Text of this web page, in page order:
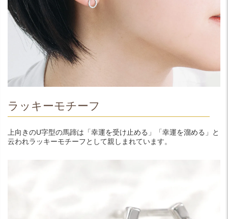
ラッキーモチーフ
上向きのU字型の馬蹄は「幸運を受け止める」「幸運を溜める」と
云われラッキーモチーフとして親しまれています。